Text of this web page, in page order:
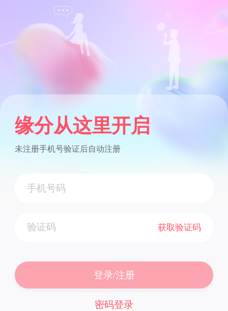
缘分从这里开启
未注册手机号验证后自动注册
获取验证码
登录/注册
密码登录